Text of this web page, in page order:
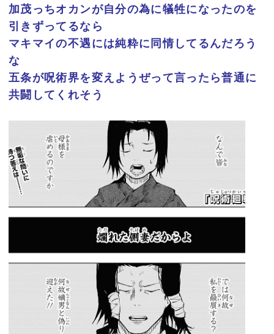
加茂っちオカンが自分の為に犠牲になったのを
引きずってるなら
マキマイの不遇には純粋に同情してるんだろう
な
五条が呪術界を変えようぜって言ったら普通に
共闘してくれそう